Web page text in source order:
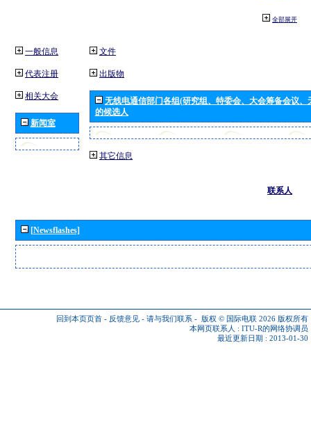
全部展开
一般信息
代表注册
相关大会
新闻室
文件
出版物
无线电通信部门各组(研究组、特委会、大会筹备会议
的候选人
其它信息
联系人
[Newsflashes]
回到本页页首 - 反馈意见 - 请与我们联系 - 版权 © 国际电联 2026 版权所有
本网页联系人 : ITU-R的网络协调员
最近更新日期 : 2013-01-30